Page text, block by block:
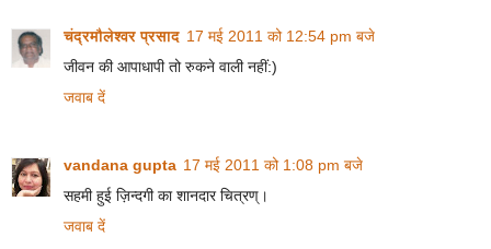
चंद्रमौलेश्वर प्रसाद 17 मई 2011 को 12:54 pm बजे
जीवन की आपाधापी तो रुकने वाली नहीं:)
जवाब दें
vandana gupta 17 मई 2011 को 1:08 pm बजे
सहमी हुई ज़िन्दगी का शानदार चित्रण्।
जवाब दें